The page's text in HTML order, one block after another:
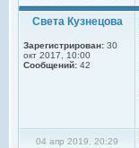
Света Кузнецова
Зарегистрирован: 30
окт 2017, 10:00
Сообщений: 42
04 апр 2019, 20:29